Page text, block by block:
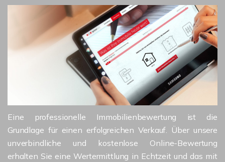
Eine professionelle Immobilienbewertung ist die
Grundlage für einen erfolgreichen Verkauf. Über unsere
unverbindliche und kostenlose Online-Bewertung
erhalten Sie eine Wertermittlung in Echtzeit und das mit